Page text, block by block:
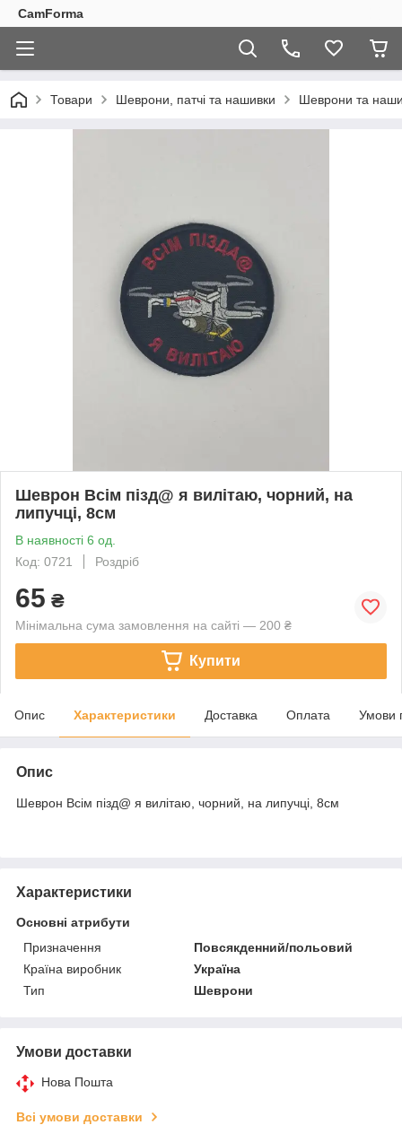
CamForma
Товари Шеврони, патчі та нашивки Шеврони та
Шеврон Всім пізд@ я вилітаю, чорний, на
липучці, 8см
В наявності 6 од.
Код: 0721
Роздріб
65 ₴
Мінімальна сума замовлення на сайті — 200 ₴
Купити
Опис Характеристики Доставка Оплата Умови
Опис
Шеврон Всім пізд@ я вилітаю, чорний, на липучці, 8см
Характеристики
Основні атрибути
Призначення
Повсякденний/польовий
Країна виробник
Україна
Тип
Шеврони
Умови доставки
Нова Пошта
Всі умови доставки